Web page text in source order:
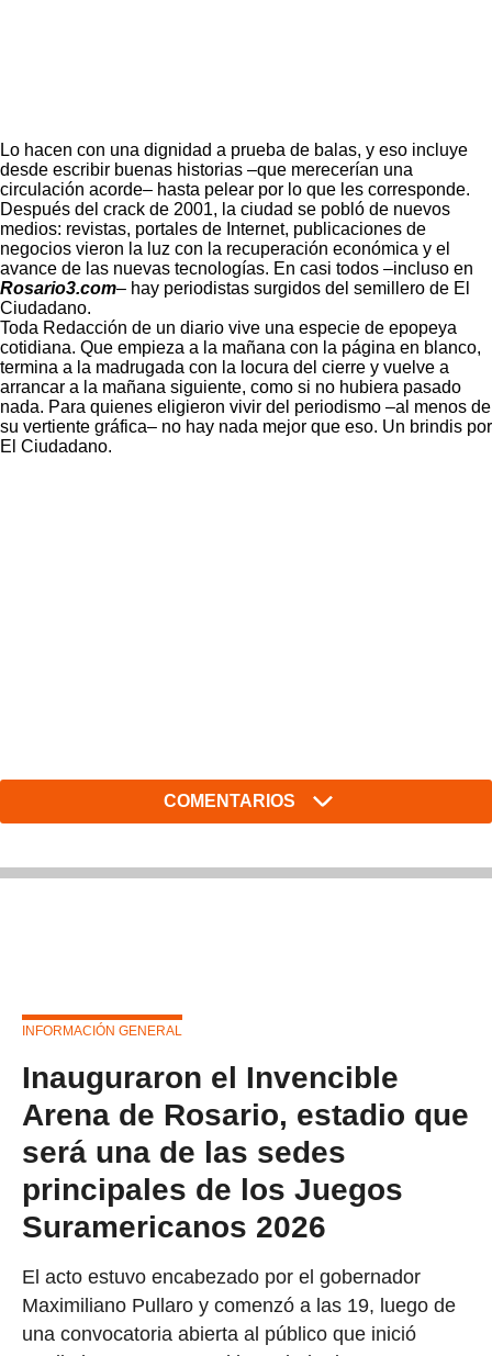
Lo hacen con una dignidad a prueba de balas, y eso incluye
desde escribir buenas historias –que merecerían una
circulación acorde– hasta pelear por lo que les corresponde.
Después del crack de 2001, la ciudad se pobló de nuevos
medios: revistas, portales de Internet, publicaciones de
negocios vieron la luz con la recuperación económica y el
avance de las nuevas tecnologías. En casi todos –incluso en
Rosario3.com– hay periodistas surgidos del semillero de El
Ciudadano.
Toda Redacción de un diario vive una especie de epopeya
cotidiana. Que empieza a la mañana con la página en blanco,
termina a la madrugada con la locura del cierre y vuelve a
arrancar a la mañana siguiente, como si no hubiera pasado
nada. Para quienes eligieron vivir del periodismo –al menos de
su vertiente gráfica– no hay nada mejor que eso. Un brindis por
El Ciudadano.
COMENTARIOS